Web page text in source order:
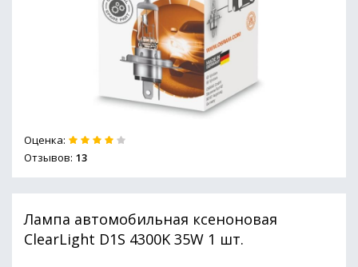
Оценка:
Отзывов: 13
Лампа автомобильная ксеноновая
ClearLight D1S 4300K 35W 1 шт.